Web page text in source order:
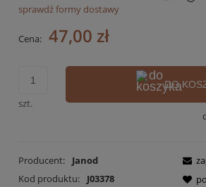
Cena nie zawiera ewentualnych kosztów
sprawdź formy dostawy
Cena: 47,00 zł
szt.
DO
Producent:
Janod
Kod produktu:
J03378